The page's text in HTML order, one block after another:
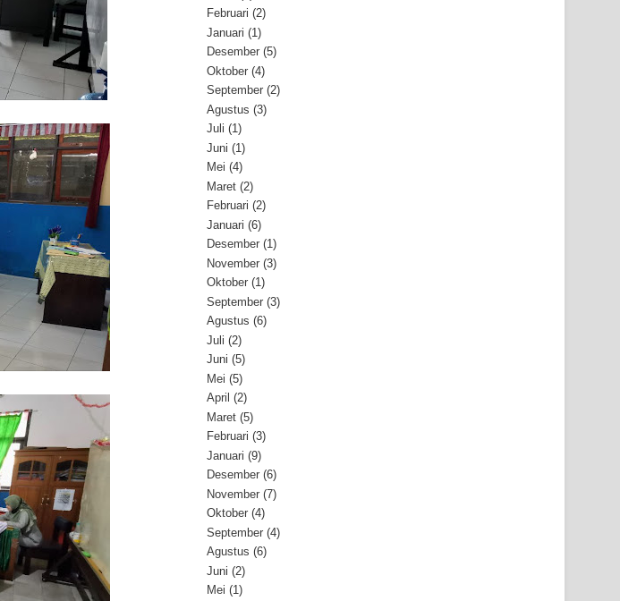
Februari (2)
Januari (1)
Desember (5)
Oktober (4)
September (2)
Agustus (3)
Juli (1)
Juni (1)
Mei (4)
Maret (2)
Februari (2)
Januari (6)
Desember (1)
November (3)
Oktober (1)
September (3)
Agustus (6)
Juli (2)
Juni (5)
Mei (5)
April (2)
Maret (5)
Februari (3)
Januari (9)
Desember (6)
November (7)
Oktober (4)
September (4)
Agustus (6)
Juni (2)
Mei (1)